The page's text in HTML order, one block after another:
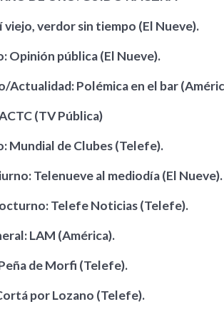
viejo, verdor sin tiempo (El Nueve).
Opinión pública (El Nueve).
Actualidad: Polémica en el bar
(TV Pública)
Mundial de Clubes (Telefe).
Telenueve al mediodía (El Nueve).
Telefe Noticias (Telefe).
LAM (América).
de Morfi (Telefe).
por Lozano (Telefe).